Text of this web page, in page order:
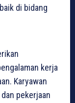
di bidang
kerja
Karyawan
pekerjaan